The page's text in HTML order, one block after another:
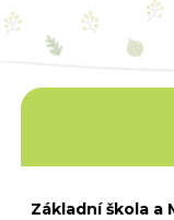
Základní škola a